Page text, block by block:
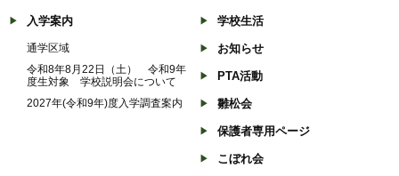
入学案内
通学区域
令和8年8月22日（土） 令和9年
度生対象 学校説明会について
2027年(令和9年)度入学調査案内
学校生活
お知らせ
PTA活動
雛松会
保護者専用ページ
こぼれ会